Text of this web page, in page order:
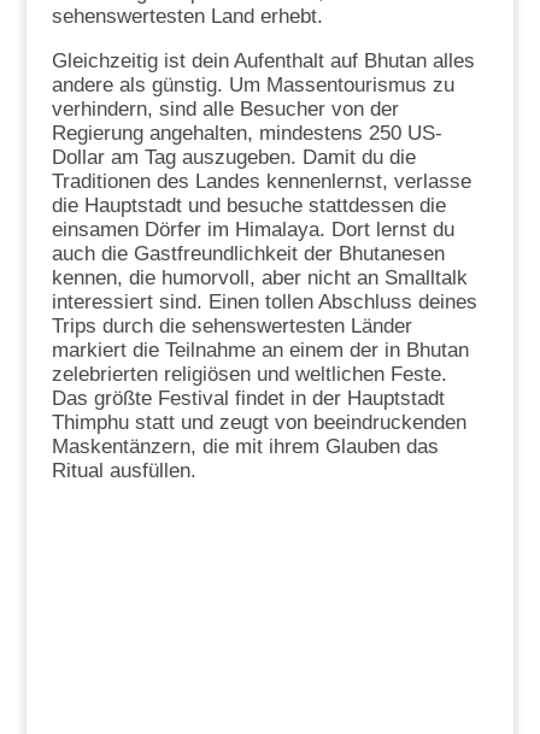
sehenswertesten Land erhebt.
Gleichzeitig ist dein Aufenthalt auf Bhutan alles
andere als günstig. Um Massentourismus zu
verhindern, sind alle Besucher von der
Regierung angehalten, mindestens 250 US-
Dollar am Tag auszugeben. Damit du die
Traditionen des Landes kennenlernst, verlasse
die Hauptstadt und besuche stattdessen die
einsamen Dörfer im Himalaya. Dort lernst du
auch die Gastfreundlichkeit der Bhutanesen
kennen, die humorvoll, aber nicht an Smalltalk
interessiert sind. Einen tollen Abschluss deines
Trips durch die sehenswertesten Länder
markiert die Teilnahme an einem der in Bhutan
zelebrierten religiösen und weltlichen Feste.
Das größte Festival findet in der Hauptstadt
Thimphu statt und zeugt von beeindruckenden
Maskentänzern, die mit ihrem Glauben das
Ritual ausfüllen.